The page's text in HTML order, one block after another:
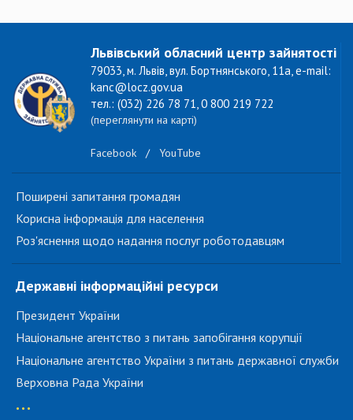
Львівський обласний центр зайнятості
79033, м. Львів, вул. Бортнянського, 11а, e-mail:
kanc@locz.gov.ua
тел.: (032) 226 78 71, 0 800 219 722
(переглянути на карті)
Facebook / YouTube
Поширені запитання громадян
Корисна інформація для населення
Роз'яснення щодо надання послуг роботодавцям
Державні інформаційні ресурси
Президент України
Національне агентство з питань запобігання корупції
Національне агентство України з питань державної служби
Верховна Рада України
...